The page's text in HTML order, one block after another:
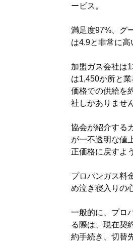
ービス。
満足度97%、グ
は4.9と非常に高
加盟ガス会社は
は1,450か所と
価格での供給を
社しかありませ
協会が紹介する
が一不透明な値
正価格に戻すよ
プロパンガス料
め泣き寝入りの
一般的に、プロ
る際は、現在契
約手続き、切替